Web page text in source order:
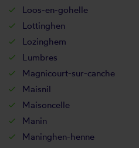
Loos-en-gohelle
Lottinghen
Lozinghem
Lumbres
Magnicourt-sur-canche
Maisnil
Maisoncelle
Manin
Maninghen-henne